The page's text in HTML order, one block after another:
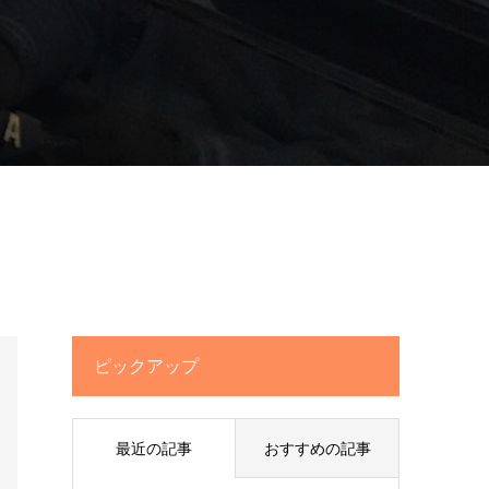
ピックアップ
最近の記事 おすすめの記事